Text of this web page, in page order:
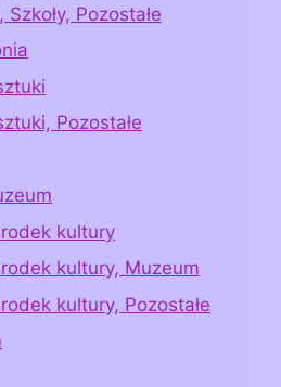
Pozostałe
Pozostałe
kultury
kultury, Muzeum
kultury, Pozostałe